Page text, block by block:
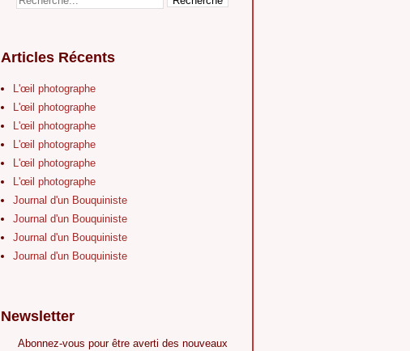
Articles Récents
L'œil photographe
L'œil photographe
L'œil photographe
L'œil photographe
L'œil photographe
L'œil photographe
Journal d'un Bouquiniste
Journal d'un Bouquiniste
Journal d'un Bouquiniste
Journal d'un Bouquiniste
Newsletter
Abonnez-vous pour être averti des nouveaux